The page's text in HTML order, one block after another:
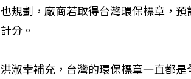
也規劃，廠商若取得台灣環保標章，
計分。
洪淑幸補充，台灣的環保標章一直都